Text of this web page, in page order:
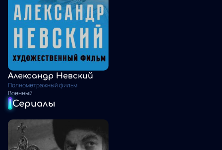
Александр Невский
Полнометражный фильм
Военный
Сериалы